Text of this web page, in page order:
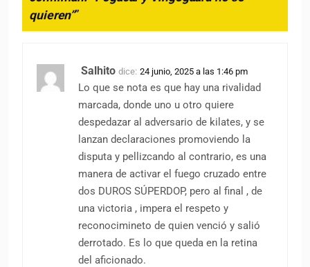
quieren””
Salhito dice: 24 junio, 2025 a las 1:46 pm
Lo que se nota es que hay una rivalidad
marcada, donde uno u otro quiere
despedazar al adversario de kilates, y se
lanzan declaraciones promoviendo la
disputa y pellizcando al contrario, es una
manera de activar el fuego cruzado entre
dos DUROS SÚPERDOP, pero al final , de
una victoria , impera el respeto y
reconocimineto de quien venció y salió
derrotado. Es lo que queda en la retina
del aficionado.